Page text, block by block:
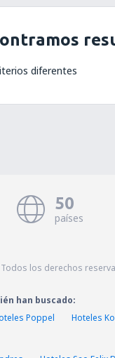
diferentes
50
países
los derechos
han buscado:
Poppel Hoteles